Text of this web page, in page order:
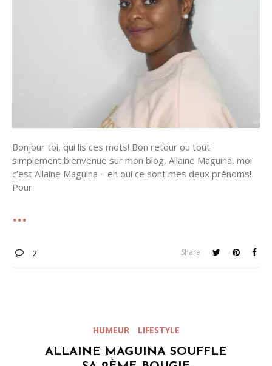
Bonjour toi, qui lis ces mots! Bon retour ou tout
simplement bienvenue sur mon blog, Allaine Maguina, moi
c’est Allaine Maguina – eh oui ce sont mes deux prénoms!
Pour
2 Share
HUMEUR LIFESTYLE
ALLAINE MAGUINA SOUFFLE